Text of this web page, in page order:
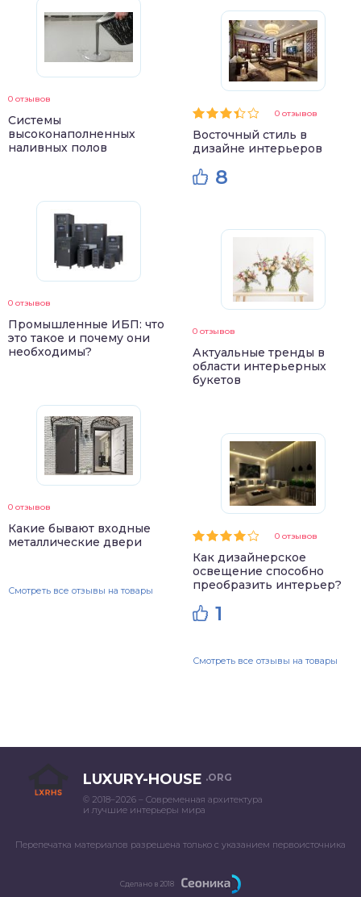
0 отзывов
Системы
высоконаполненных
наливных полов
0 отзывов
Промышленные ИБП: что
это такое и почему они
необходимы?
0 отзывов
Какие бывают входные
металлические двери
Смотреть все отзывы на товары
0 отзывов
Восточный стиль в
дизайне интерьеров
8
0 отзывов
Актуальные тренды в
области интерьерных
букетов
0 отзывов
Как дизайнерское
освещение способно
преобразить интерьер?
1
Смотреть все отзывы на товары
LUXURY-HOUSE .ORG
© 2018–2026 – Современная архитектура
и лучшие интерьеры мира
Перепечатка материалов разрешена только с указанием первоисточника
Сделано в 2018